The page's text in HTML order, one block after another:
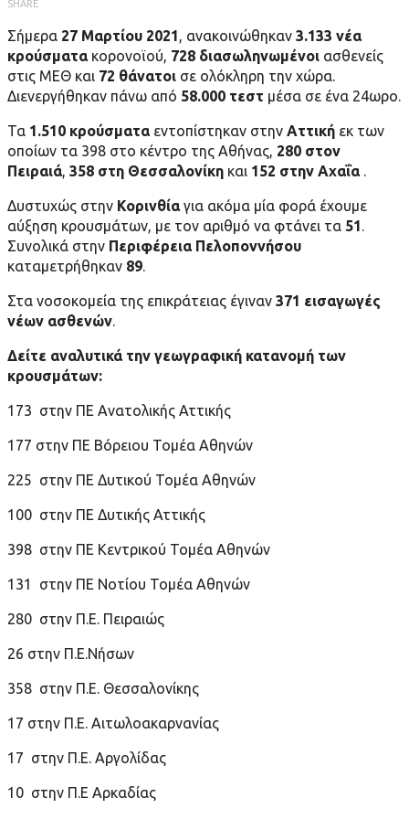
SHARE
Σήμερα 27 Μαρτίου 2021, ανακοινώθηκαν 3.133 νέα
κρούσματακορονοϊού, 728 διασωληνωμένοι ασθενείς
στις ΜΕΘ και 72 θάνατοι σε ολόκληρη την χώρα.
Διενεργήθηκαν πάνω από 58.000 τεστ μέσα σε ένα 24ωρο.
Τα 1.510 κρούσματαεντοπίστηκαν στην Αττική εκ των
οποίων τα 398 στο κέντρο της Αθήνας, 280 στον
Πειραιά, 358 στη Θεσσαλονίκη και 152 στην Αχαΐα.
Δυστυχώς στην Κορινθίαγια ακόμα μία φορά έχουμε
αύξηση κρουσμάτων, με τον αριθμό να φτάνει τα 51.
Συνολικά στην Περιφέρεια Πελοποννήσου
καταμετρήθηκαν 89.
Στα νοσοκομεία της επικράτειας έγιναν 371 εισαγωγές
νέων ασθενών.
Δείτε αναλυτικά την γεωγραφική κατανομή των
κρουσμάτων:
173 στην ΠΕ Ανατολικής Αττικής
177 στην ΠΕ Βόρειου Τομέα Αθηνών
225 στην ΠΕ Δυτικού Τομέα Αθηνών
100 στην ΠΕ Δυτικής Αττικής
398 στην ΠΕ Κεντρικού Τομέα Αθηνών
131 στην ΠΕ Νοτίου Τομέα Αθηνών
280 στην Π.Ε. Πειραιώς
26 στην Π.Ε.Νήσων
358 στην Π.Ε. Θεσσαλονίκης
17 στην Π.Ε. Αιτωλοακαρνανίας
17 στην Π.Ε. Αργολίδας
10 στην Π.Ε Αρκαδίας